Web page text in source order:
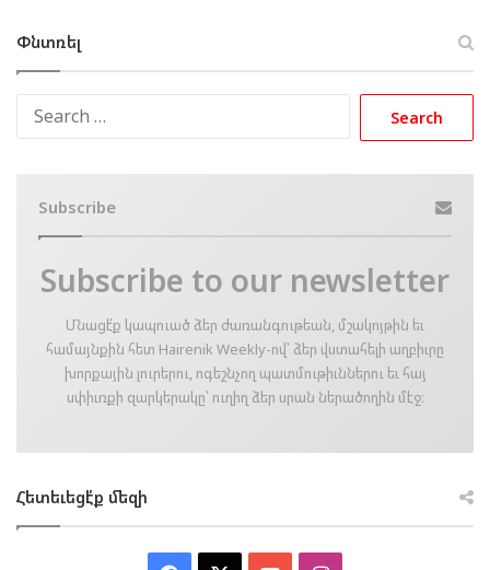
Փնտռել
Subscribe
Subscribe to our newsletter
Մնացէ՛ք կապուած ձեր ժառանգութեան, մշակոյթին եւ
համայնքին հետ Hairenik Weekly-ով՝ ձեր վստահելի աղբիւրը
խորքային լուրերու, ոգեշնչող պատմութիւններու եւ հայ
սփիւռքի զարկերակը՝ ուղիղ ձեր սրան ներածողին մէջ։
Հետեւեցէ՛ք մեզի